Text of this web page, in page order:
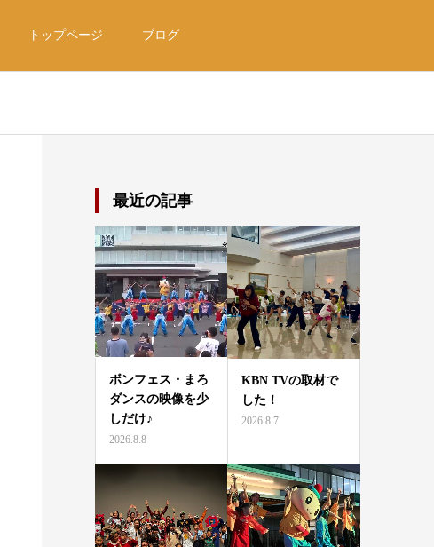
トップページ ブログ
最近の記事
ボンフェス・まろ
ダンスの映像を少
しだけ♪
2026.8.8
KBN TVの取材で
した！
2026.8.7